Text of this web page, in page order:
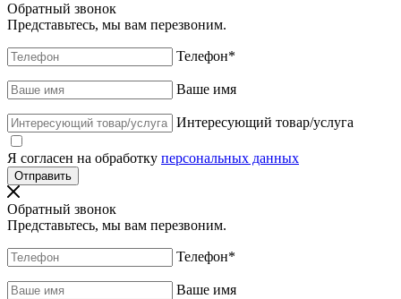
Обратный звонок
Представьтесь, мы вам перезвоним.
Телефон*
Ваше имя
Интересующий товар/услуга
Я согласен на обработку персональных данных
Обратный звонок
Представьтесь, мы вам перезвоним.
Телефон*
Ваше имя